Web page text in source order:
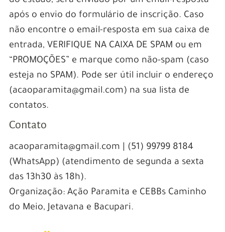
após o envio do formulário de inscrição. Caso
não encontre o email-resposta em sua caixa de
entrada, VERIFIQUE NA CAIXA DE SPAM ou em
“PROMOÇÕES” e marque como não-spam (caso
esteja no SPAM). Pode ser útil incluir o endereço
(acaoparamita@gmail.com) na sua lista de
contatos.
Contato
acaoparamita@gmail.com | (51) 99799 8184
(WhatsApp) (atendimento de segunda a sexta
das 13h30 às 18h).
Organização: Ação Paramita e CEBBs Caminho
do Meio, Jetavana e Bacupari.